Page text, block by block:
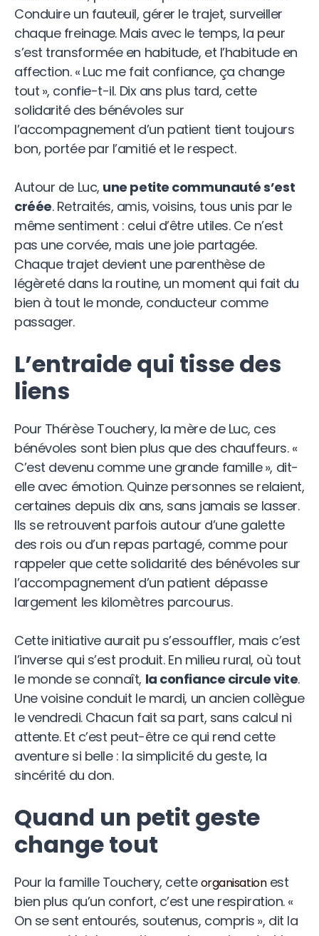
Conduire un fauteuil, gérer le trajet, surveiller
chaque freinage. Mais avec le temps, la peur
s’est transformée en habitude, et l’habitude en
affection. « Luc me fait confiance, ça change
tout », confie-t-il. Dix ans plus tard, cette
solidarité des bénévoles sur
l’accompagnement d’un patient tient toujours
bon, portée par l’amitié et le respect.
Autour de Luc, une petite communauté s’est
créée. Retraités, amis, voisins, tous unis par le
même sentiment : celui d’être utiles. Ce n’est
pas une corvée, mais une joie partagée.
Chaque trajet devient une parenthèse de
légèreté dans la routine, un moment qui fait du
bien à tout le monde, conducteur comme
passager.
L’entraide qui tisse des
liens
Pour Thérèse Touchery, la mère de Luc, ces
bénévoles sont bien plus que des chauffeurs. «
C’est devenu comme une grande famille », dit-
elle avec émotion. Quinze personnes se relaient,
certaines depuis dix ans, sans jamais se lasser.
Ils se retrouvent parfois autour d’une galette
des rois ou d’un repas partagé, comme pour
rappeler que cette solidarité des bénévoles sur
l’accompagnement d’un patient dépasse
largement les kilomètres parcourus.
Cette initiative aurait pu s’essouffler, mais c’est
l’inverse qui s’est produit. En milieu rural, où tout
le monde se connaît, la confiance circule vite.
Une voisine conduit le mardi, un ancien collègue
le vendredi. Chacun fait sa part, sans calcul ni
attente. Et c’est peut-être ce qui rend cette
aventure si belle : la simplicité du geste, la
sincérité du don.
Quand un petit geste
change tout
Pour la famille Touchery, cetteorganisationest
bien plus qu’un confort, c’est une respiration. «
On se sent entourés, soutenus, compris », dit la